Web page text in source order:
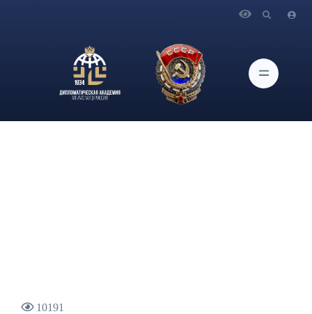
Дипломатической академии МИД России К.И.Косачев о
реализации инициативы Президента России о создании
Большого Евразийского партнерства
10191